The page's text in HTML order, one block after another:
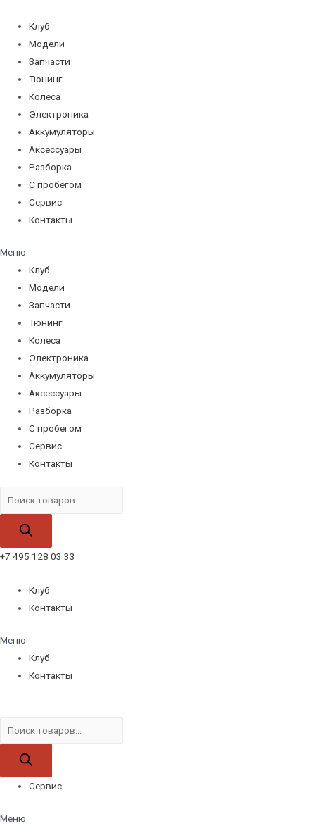
содержимому
Клуб
Модели
Запчасти
Тюнинг
Колеса
Электроника
Аккумуляторы
Аксессуары
Разборка
С пробегом
Сервис
Контакты
Меню
Клуб
Модели
Запчасти
Тюнинг
Колеса
Электроника
Аккумуляторы
Аксессуары
Разборка
С пробегом
Сервис
Контакты
товаров
+7 495 128 03 33
Клуб
Контакты
Меню
Клуб
Контакты
товаров
Сервис
Меню